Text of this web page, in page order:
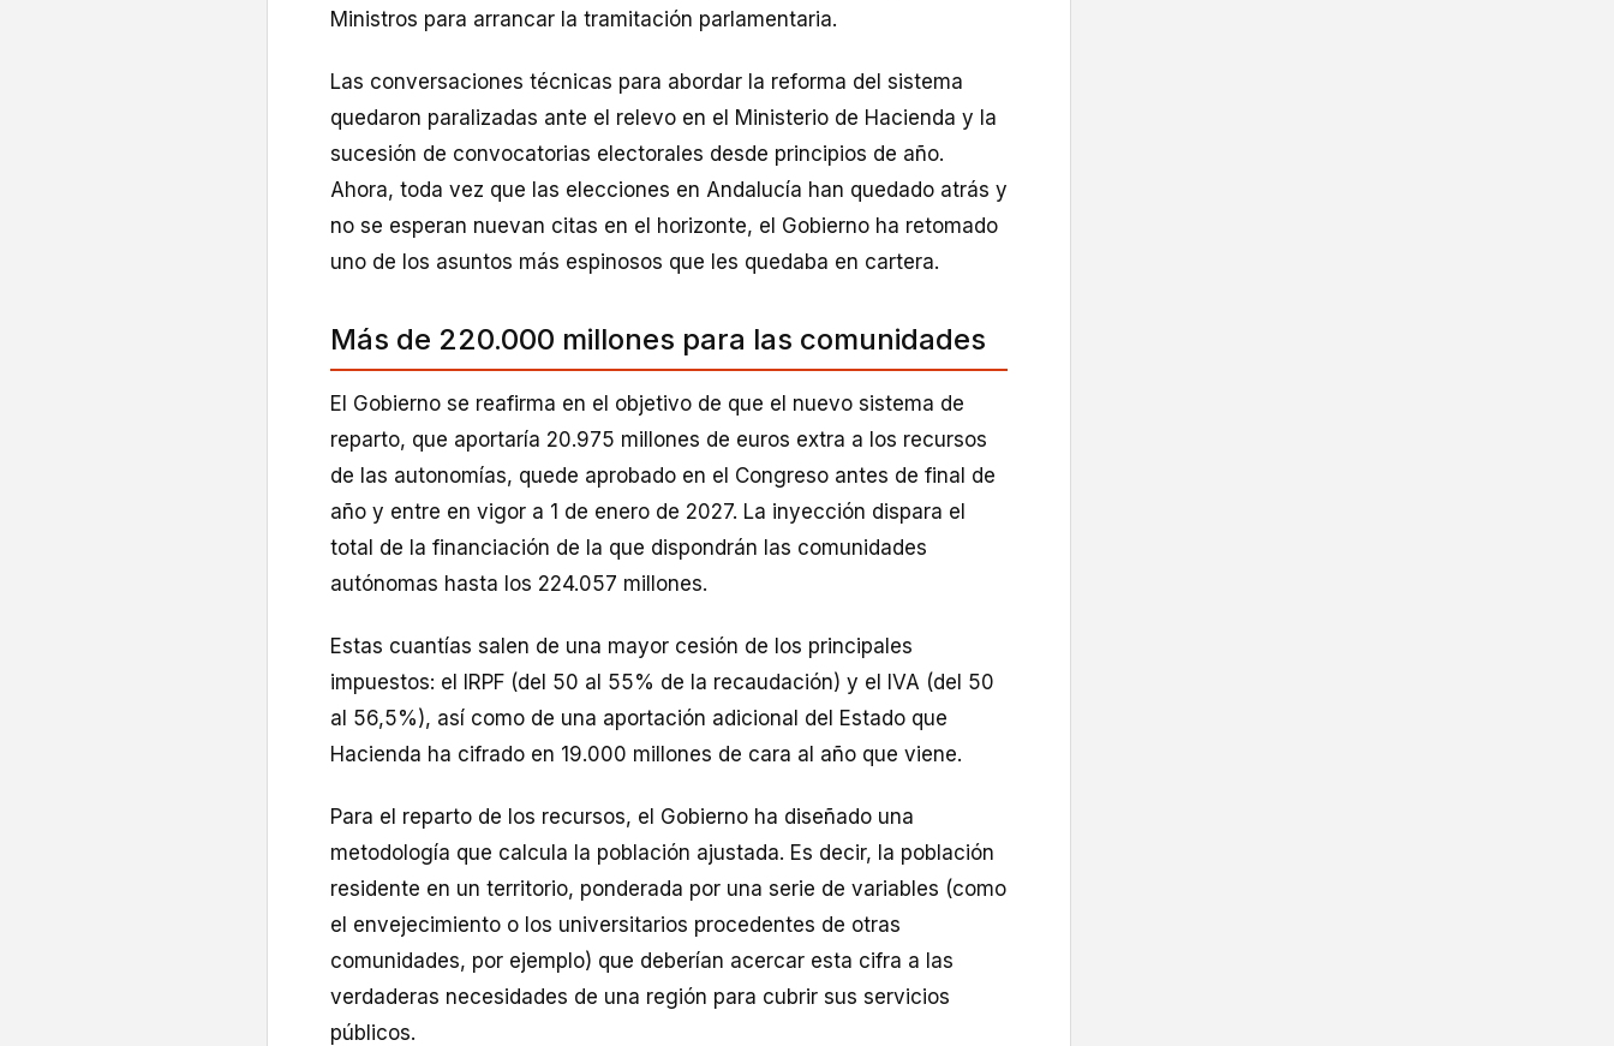
Ministros para arrancar la tramitación parlamentaria.
Las conversaciones técnicas para abordar la reforma del sistema
quedaron paralizadas ante el relevo en el Ministerio de Hacienda y la
sucesión de convocatorias electorales desde principios de año.
Ahora, toda vez que las elecciones en Andalucía han quedado atrás y
no se esperan nuevan citas en el horizonte, el Gobierno ha retomado
uno de los asuntos más espinosos que les quedaba en cartera.
Más de 220.000 millones para las comunidades
El Gobierno se reafirma en el objetivo de que el nuevo sistema de
reparto, que aportaría 20.975 millones de euros extra a los recursos
de las autonomías, quede aprobado en el Congreso antes de final de
año y entre en vigor a 1 de enero de 2027. La inyección dispara el
total de la financiación de la que dispondrán las comunidades
autónomas hasta los 224.057 millones.
Estas cuantías salen de una mayor cesión de los principales
impuestos: el IRPF (del 50 al 55% de la recaudación) y el IVA (del 50
al 56,5%), así como de una aportación adicional del Estado que
Hacienda ha cifrado en 19.000 millones de cara al año que viene.
Para el reparto de los recursos, el Gobierno ha diseñado una
metodología que calcula la población ajustada. Es decir, la población
residente en un territorio, ponderada por una serie de variables (como
el envejecimiento o los universitarios procedentes de otras
comunidades, por ejemplo) que deberían acercar esta cifra a las
verdaderas necesidades de una región para cubrir sus servicios
públicos.